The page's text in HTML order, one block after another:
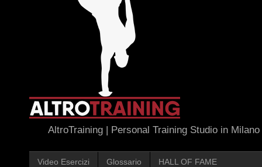
AltroTraining | Personal Training Studio in Milano
Video Esercizi Glossario HALL OF FAME